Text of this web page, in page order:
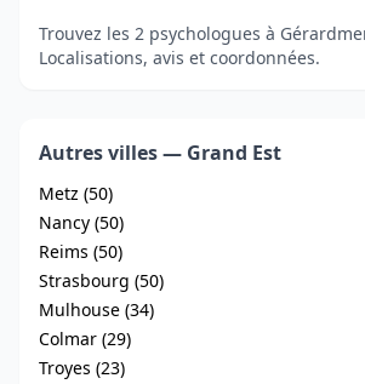
Trouvez les 2 psychologues à
Localisations, avis et coordonnées.
Autres villes — Grand Est
Metz (50)
Nancy (50)
Reims (50)
Strasbourg (50)
Mulhouse (34)
Colmar (29)
Troyes (23)